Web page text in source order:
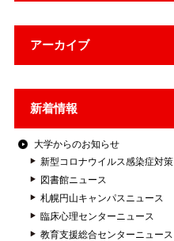
アーカイブ
新着情報
大学からのお知らせ
新型コロナウイルス感染症対策
図書館ニュース
札幌円山キャンパスニュース
臨床心理センターニュース
教育支援総合センターニュース